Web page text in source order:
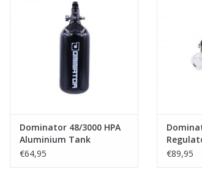
TOEVOEGEN AAN WINKELWAGEN
Dominator 48/3000 HPA
Aluminium Tank
€64,95
€89,95